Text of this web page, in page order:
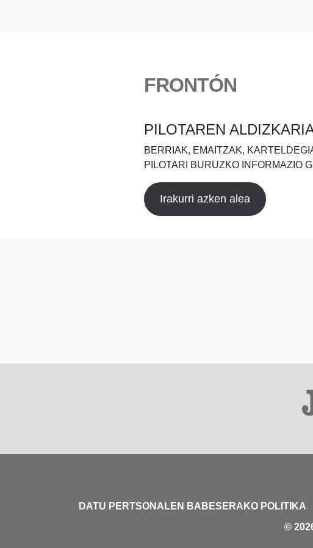
FRONTÓN
PILOTAREN
BERRIAK, EMAITZAK,
PILOTARI BURUZKO INFORMAZIO
Irakurri azken alea
DATU PERTSONALEN BABESERAKO POLITIKA
©